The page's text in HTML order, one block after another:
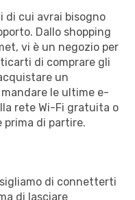
di cui avrai bisogno
Dallo shopping
vi è un negozio per
di comprare gli
un
le ultime e-
rete Wi-Fi gratuita o
prima di partire.
di connetterti
di lasciare